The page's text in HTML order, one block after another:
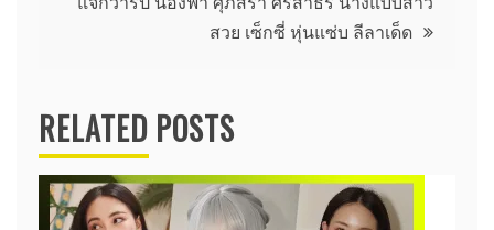
สวย เซ็กซี่ หุ่นแซ่บ ลีลาเด็ด
RELATED POSTS